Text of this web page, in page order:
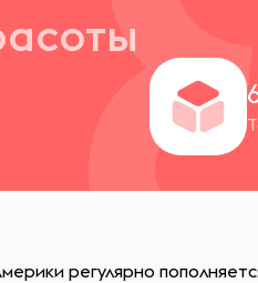
регулярно